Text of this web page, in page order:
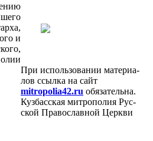
и
При ис­поль­зо­ва­нии ма­те­ри­а­
лов ссыл­ка на сайт
mitropolia42.ru обя­за­тель­на.
Куз­бас­ская мит­ро­по­лия Рус­
ской Пра­во­слав­ной Церк­ви